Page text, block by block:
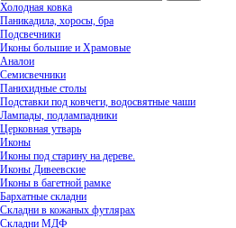
Холодная ковка
Паникадила, хоросы, бра
Подсвечники
Иконы большие и Храмовые
Аналои
Семисвечники
Панихидные столы
Подставки под ковчеги, водосвятные чаши
Лампады, подлампадники
Церковная утварь
Иконы
Иконы под старину на дереве.
Иконы Дивеевские
Иконы в багетной рамке
Бархатные складни
Складни в кожаных футлярах
Складни МДФ